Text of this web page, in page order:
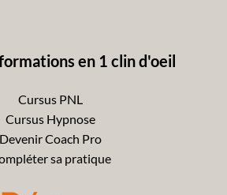
en 1 clin d'oeil
Cursus PNL
Cursus Hypnose
Devenir Coach Pro
sa pratique